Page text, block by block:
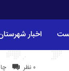
اخبار
۰ نظر